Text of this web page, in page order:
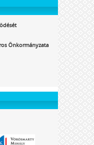
Önkormányzata